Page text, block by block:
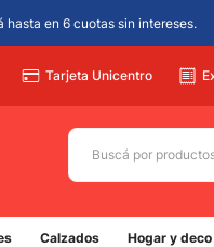
hasta en 6 cuotas sin intereses.
Tarjeta Unicentro
Buscá por
Calzados Hogar y deco
Términos más buscados